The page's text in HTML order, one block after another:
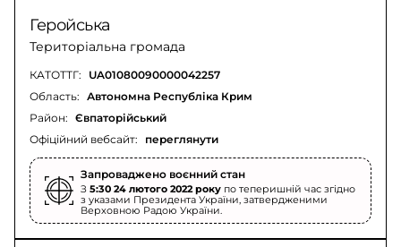
Геройська
Територіальна громада
КАТОТТГ: UA01080090000042257
Офіційний вебсайт: переглянути
Область: Автономна Республіка Крим
Район: Євпаторійський
Запроваджено воєнний стан
З 5:30 24 лютого 2022 року по теперишній час згідно
з указами Президента України, затвердженими
Верховною Радою України.